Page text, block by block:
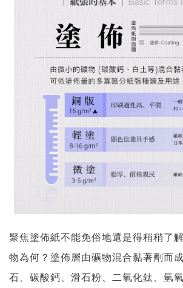
聚焦塗佈紙不能免俗地還是得稍稍了
物為何？塗佈層由礦物混合黏著劑而
石、碳酸鈣、滑石粉、二氧化鈦、氫